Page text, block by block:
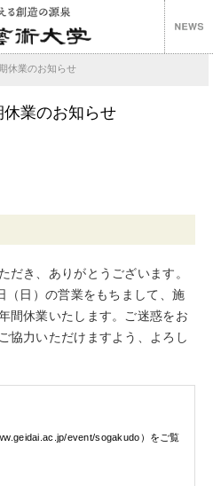
休業のお知らせ
業のお知らせ
だき、ありがとうございます。
（日）の営業をもちまして、施
間休業いたします。ご迷惑をお
協力いただけますよう、よろし
event/sogakudo）をご覧